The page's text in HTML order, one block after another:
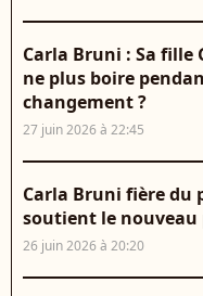
Carla Bruni : Sa
ne plus boire
changement ?
27 juin 2026 à 22:45
Carla Bruni fière du
soutient le nouveau
26 juin 2026 à 20:20